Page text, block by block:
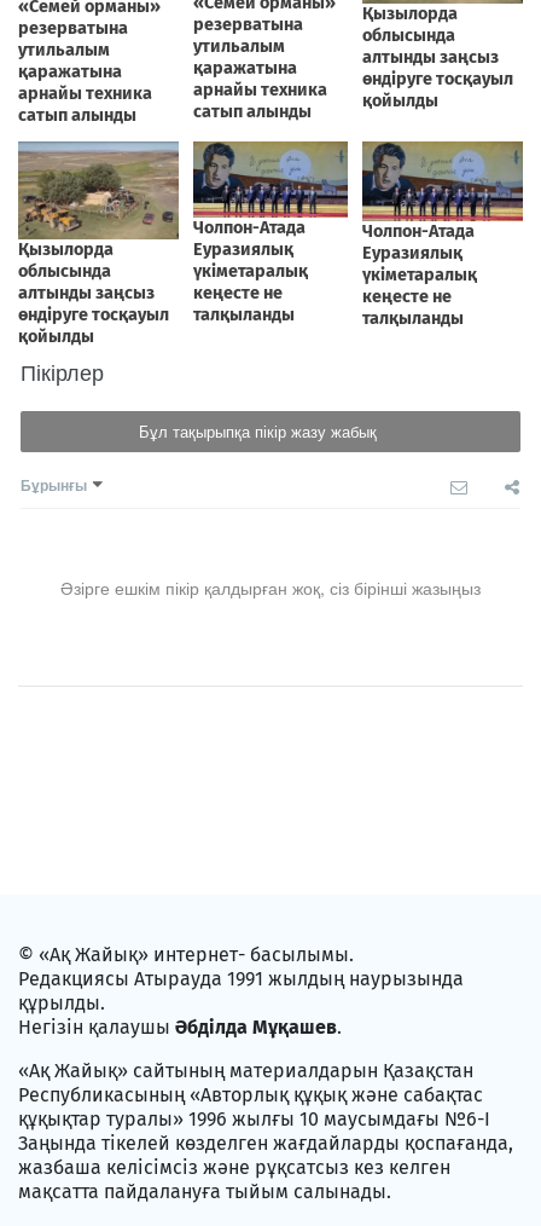
Пікірлер
Бұл тақырыпқа пікір жазу жабық
Бұрынғы
Әзірге ешкім пікір қалдырған жоқ, сіз бірінші жазыңыз
© «Ақ Жайық» интернет- басылымы.
Редакциясы Атырауда 1991 жылдың наурызында
құрылды.
Негізін қалаушы Әбділда Мұқашев.
«Ақ Жайық» сайтының материалдарын Қазақстан
Республикасының «Авторлық құқық және сабақтас
құқықтар туралы» 1996 жылғы 10 маусымдағы №6-I
Заңында тікелей көзделген жағдайларды қоспағанда,
жазбаша келісімсіз және рұқсатсыз кез келген
мақсатта пайдалануға тыйым салынады.